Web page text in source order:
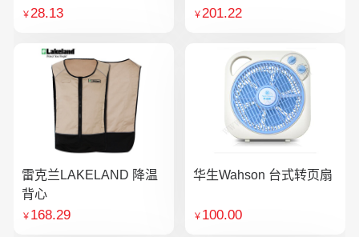
￥28.13 ￥201.22
雷克兰LAKELAND 降温
背心
￥ 168.29
华生Wahson 台式转页扇
￥ 100.00